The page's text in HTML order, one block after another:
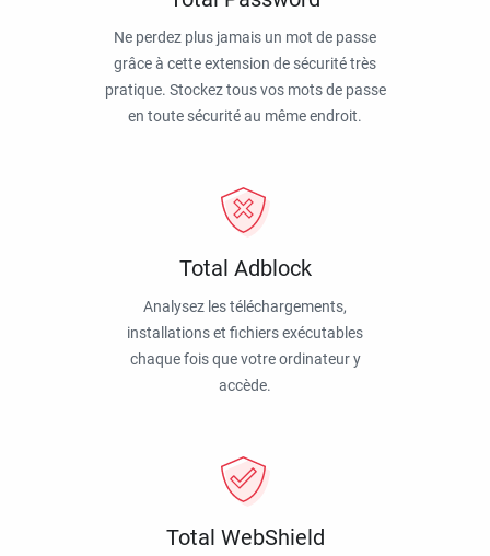
Ne perdez plus jamais un mot de passe
grâce à cette extension de sécurité très
pratique. Stockez tous vos mots de passe
en toute sécurité au même endroit.
Total Adblock
Analysez les téléchargements,
installations et fichiers exécutables
chaque fois que votre ordinateur y
accède.
Total WebShield